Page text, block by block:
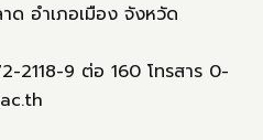
ด อำเภอเมือง จังหวัด
2118-9 ต่อ 160 โทรสาร 0-